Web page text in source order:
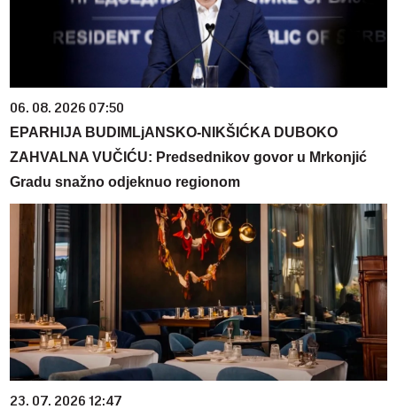
06. 08. 2026 07:50
EPARHIJA BUDIMLjANSKO-NIKŠIĆKA DUBOKO
ZAHVALNA VUČIĆU: Predsednikov govor u Mrkonjić
Gradu snažno odjeknuo regionom
23. 07. 2026 12:47